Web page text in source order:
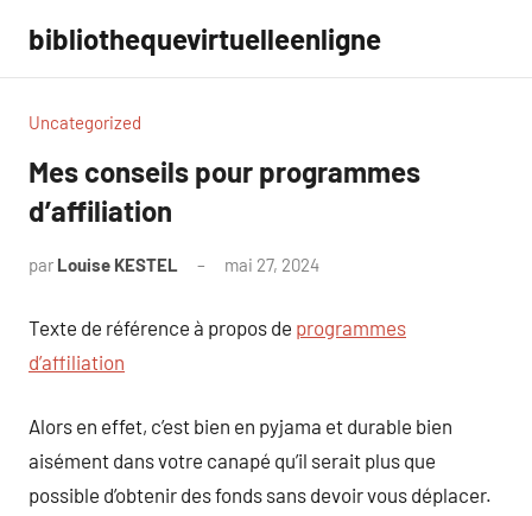
contenu
bibliothequevirtuelleenligne
Uncategorized
Mes conseils pour programmes
d’affiliation
par Louise KESTEL mai 27, 2024
Texte de référence à propos de programmes
d’affiliation
Alors en effet, c’est bien en pyjama et durable bien
aisément dans votre canapé qu’il serait plus que
possible d’obtenir des fonds sans devoir vous déplacer.